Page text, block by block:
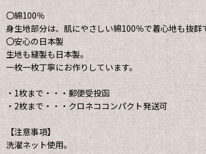
〇綿100％
身生地部分は、肌にやさしい綿100％で着心地も抜群
〇安心の日本製
生地も縫製も日本製。
一枚一枚丁寧にお作りしています。
・1枚まで・・・郵便受投函
・2枚まで・・・クロネココンパクト発送可
【注意事項】
洗濯ネット使用。